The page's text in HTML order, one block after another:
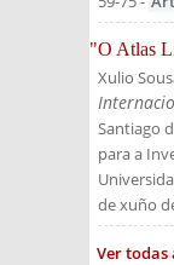
"O Atlas
Xulio
Santiago
para a
de xuño
Ver